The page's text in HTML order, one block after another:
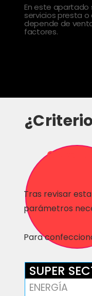
En este apartado
servicios presta
depende de
factores.
Tras revisar
parámetros
Para
SUPER
ENERGÍA